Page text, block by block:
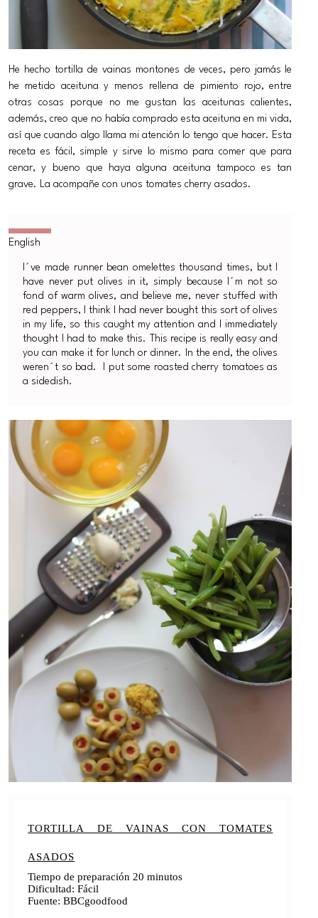
He hecho tortilla de vainas montones de veces, pero jamás le
he metido aceituna y menos rellena de pimiento rojo, entre
otras cosas porque no me gustan las aceitunas calientes,
además, creo que no había comprado esta aceituna en mi vida,
así que cuando algo llama mi atención lo tengo que hacer. Esta
receta es fácil, simple y sirve lo mismo para comer que para
cenar, y bueno que haya alguna aceituna tampoco es tan
grave. La acompañe con unos tomates cherry asados.
I´ve made runner bean omelettes thousand times, but I
have never put olives in it, simply because I´m not so
fond of warm olives, and believe me, never stuffed with
red peppers, I think I had never bought this sort of olives
in my life, so this caught my attention and I immediately
thought I had to make this. This recipe is really easy and
you can make it for lunch or dinner. In the end, the olives
weren´t so bad. I put some roasted cherry tomatoes as
a sidedish.
TORTILLA DE VAINAS CON TOMATES
ASADOS
Tiempo de preparación 20 minutos
Dificultad: Fácil
Fuente: BBCgoodfood